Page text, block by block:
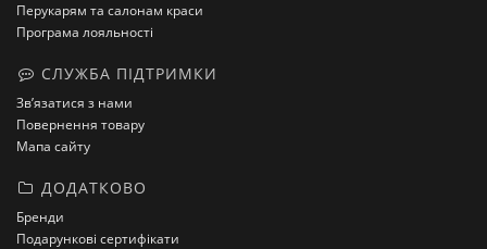
Перукарям та салонам краси
Програма лояльності
СЛУЖБА ПІДТРИМКИ
Зв’язатися з нами
Повернення товару
Мапа сайту
ДОДАТКОВО
Бренди
Подарункові сертифікати